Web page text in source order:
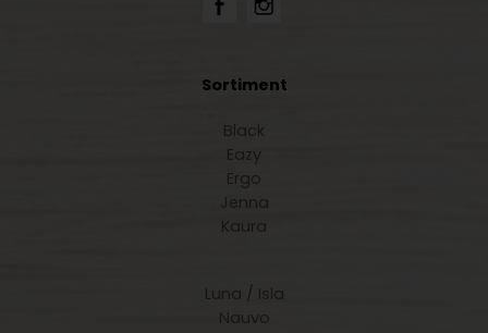
Sortiment
Black
Eazy
Ergo
Jenna
Kaura
Luna / Isla
Nauvo